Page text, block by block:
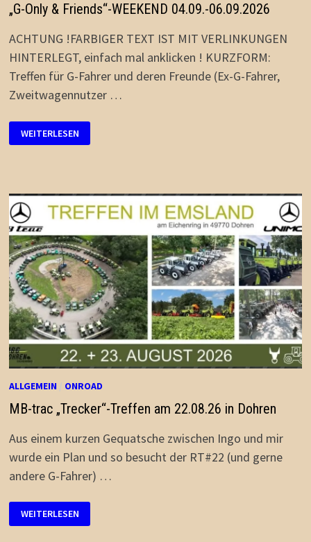
„G-Only & Friends“-WEEKEND 04.09.-06.09.2026
ACHTUNG !FARBIGER TEXT IST MIT VERLINKUNGEN
HINTERLEGT, einfach mal anklicken ! KURZFORM:
Treffen für G-Fahrer und deren Freunde (Ex-G-Fahrer,
Zweitwagennutzer …
ONLY
&
WEITERLESEN
ALLGEMEIN / ONROAD
MB-trac „Trecker“-Treffen am 22.08.26 in Dohren
Aus einem kurzen Gequatsche zwischen Ingo und mir
wurde ein Plan und so besucht der RT#22 (und gerne
andere G-Fahrer) …
MB-
TRAC
„TRECKER“-
WEITERLESEN